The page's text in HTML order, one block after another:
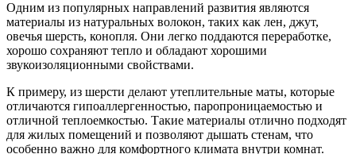
Одним из популярных направлений развития являются
материалы из натуральных волокон, таких как лен, джут,
овечья шерсть, конопля. Они легко поддаются переработке,
хорошо сохраняют тепло и обладают хорошими
звукоизоляционными свойствами.
К примеру, из шерсти делают утеплительные маты, которые
отличаются гипоаллергенностью, паропроницаемостью и
отличной теплоемкостью. Такие материалы отлично подходят
для жилых помещений и позволяют дышать стенам, что
особенно важно для комфортного климата внутри комнат.